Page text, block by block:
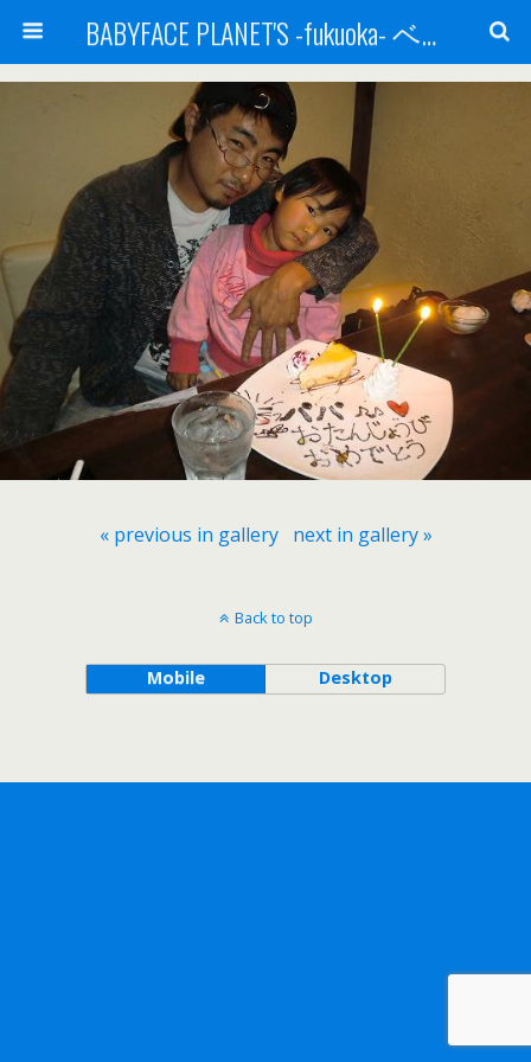
BABYFACE PLANET'S -fukuoka- ベビーフェイスプラネッツ 福岡(ベビフェ福岡)
« previous in gallery next in gallery »
Back to top
Mobile Desktop